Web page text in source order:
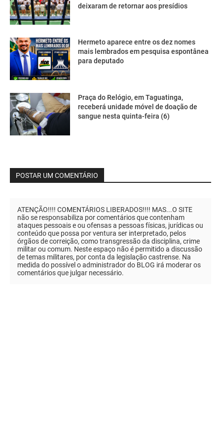
deixaram de retornar aos presídios
Hermeto aparece entre os dez nomes
mais lembrados em pesquisa espontânea
para deputado
Praça do Relógio, em Taguatinga,
receberá unidade móvel de doação de
sangue nesta quinta-feira (6)
POSTAR UM COMENTÁRIO
ATENÇÃO!!!! COMENTÁRIOS LIBERADOS!!!! MAS...O SITE
não se responsabiliza por comentários que contenham
ataques pessoais e ou ofensas a pessoas físicas, jurídicas ou
conteúdo que possa por ventura ser interpretado, pelos
órgãos de correição, como transgressão da disciplina, crime
militar ou comum. Neste espaço não é permitido a discussão
de temas militares, por conta da legislação castrense. Na
medida do possível o administrador do BLOG irá moderar os
comentários que julgar necessário.